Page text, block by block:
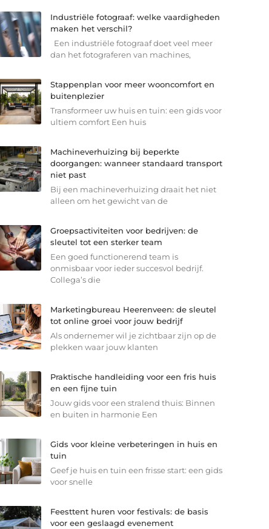
Industriële fotograaf: welke vaardigheden
maken het verschil?
Een industriële fotograaf doet veel meer
dan het fotograferen van machines,
Stappenplan voor meer wooncomfort en
buitenplezier
Transformeer uw huis en tuin: een gids voor
ultiem comfort Een huis
Machineverhuizing bij beperkte
doorgangen: wanneer standaard transport
niet past
Bij een machineverhuizing draait het niet
alleen om het gewicht van de
Groepsactiviteiten voor bedrijven: de
sleutel tot een sterker team
Een goed functionerend team is
onmisbaar voor ieder succesvol bedrijf.
Collega’s die
Marketingbureau Heerenveen: de sleutel
tot online groei voor jouw bedrijf
Als ondernemer wil je zichtbaar zijn op de
plekken waar jouw klanten
Praktische handleiding voor een fris huis
en een fijne tuin
Jouw gids voor een stralend thuis: Binnen
en buiten in harmonie Een
Gids voor kleine verbeteringen in huis en
tuin
Geef je huis en tuin een frisse start: een gids
voor snelle
Feesttent huren voor festivals: de basis
voor een geslaagd evenement